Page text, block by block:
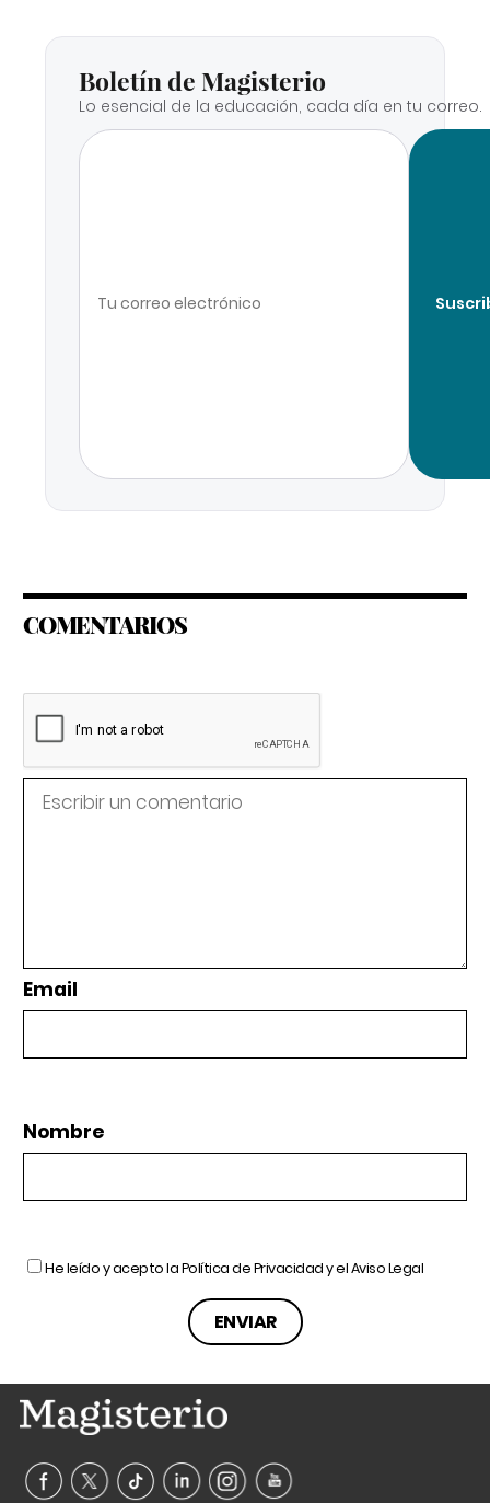
Boletín de Magisterio
Lo esencial de la educación, cada día en tu correo.
COMENTARIOS
Email
Nombre
He leído y acepto laPolítica de Privacidady elAviso Legal